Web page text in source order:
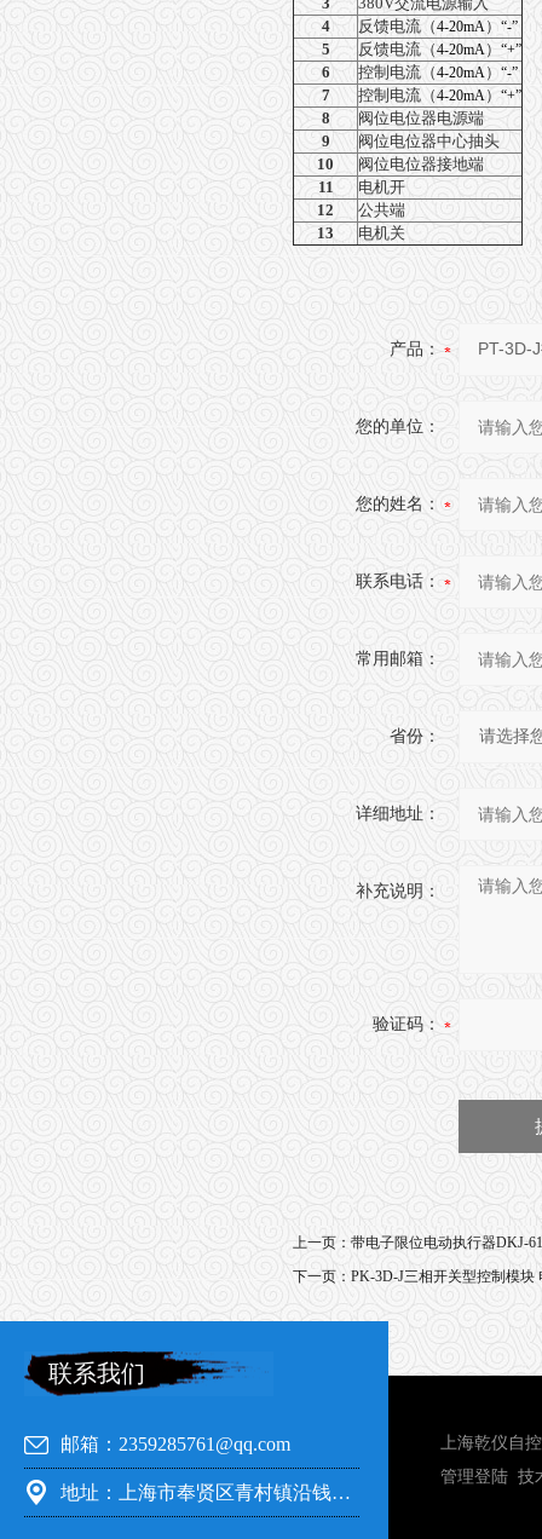
4
反馈电流（4-20mA） “-”
5 反馈电流（4-20mA） “+”
6 控制电流（4-20mA） “-”
7 控制电流（4-20mA）“+”
8
阀位电位器电源端
9
阀位电位器中心抽头
10
阀位电位器接地端
11
电机开
12
公共端
13
电机关
产品：
您的单位：
您的姓名：
联系电话：
常用邮箱：
省份：
详细地址：
补充说明：
验证码：
上一页：带电子限位电动执行器DKJ-
下一页： PK-3D-J三相开关型控制模块
联系我们
邮箱：2359285761@qq.com
地址：上海市奉贤区青村镇沿钱公路351号
上海乾仪自
管理登陆 技